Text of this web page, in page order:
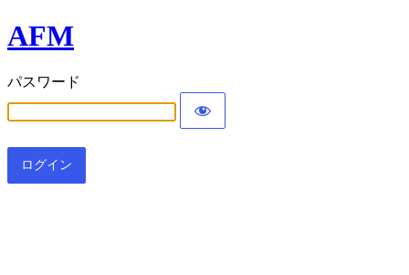
AFM
パスワード